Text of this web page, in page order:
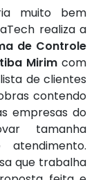
muito bem
realiza a
de Controle
Mirim com
de clientes
contendo
empresas do
tamanha
que trabalha